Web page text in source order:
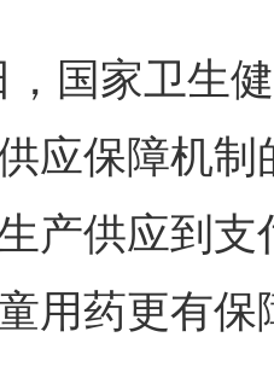
家卫生健
应保障机
产供应到
用药更有保